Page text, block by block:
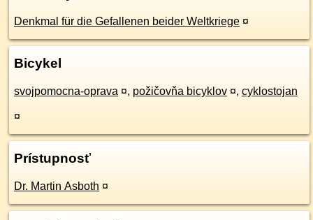
Denkmal für die Gefallenen beider Weltkriege ¤
Bicykel
svojpomocna-oprava ¤, požičovňa bicyklov ¤, cyklostojan
¤
Prístupnosť
Dr. Martin Asboth ¤